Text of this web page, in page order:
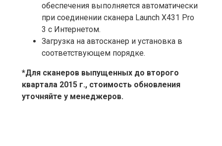
обеспечения выполняется автоматически
при соединении сканера Launch X431 Pro
3 с Интернетом.
Загрузка на автосканер и установка в
соответствующем порядке.
*Для сканеров выпущенных до второго
квартала 2015 г., стоимость обновления
уточняйте у менеджеров.